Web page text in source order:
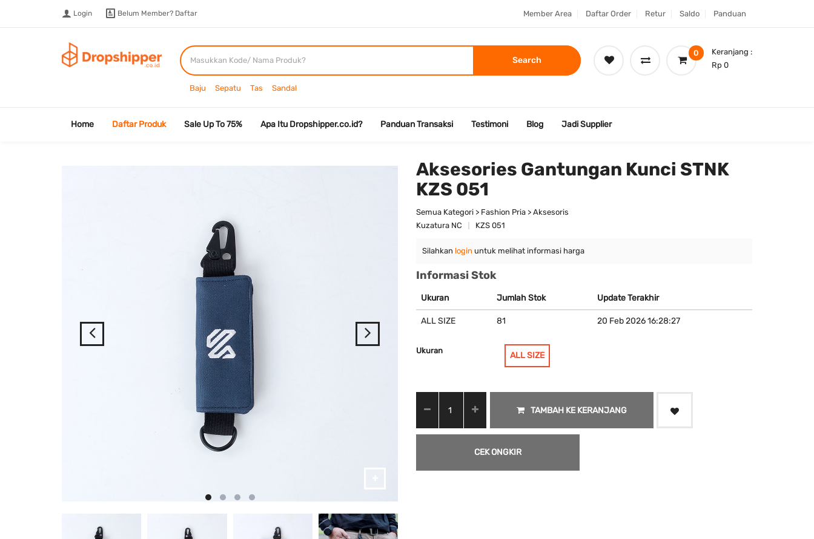
Login Belum Member? Daftar Member Area Daftar Order Retur Saldo Panduan
Search
Baju Sepatu Tas Sandal
0
Keranjang :
Rp 0
Home Daftar Produk Sale Up To 75% Apa Itu Dropshipper.co.id? Panduan Transaksi Testimoni Blog Jadi Supplier
Aksesories Gantungan Kunci STNK
KZS 051
Semua Kategori > Fashion Pria > Aksesoris
Kuzatura NC
KZS 051
Silahkan login untuk melihat informasi harga
Informasi Stok
Ukuran Jumlah Stok Update Terakhir
ALL SIZE 81 20 Feb 2026 16:28:27
Ukuran ALL SIZE
TAMBAH KE KERANJANG
CEK ONGKIR